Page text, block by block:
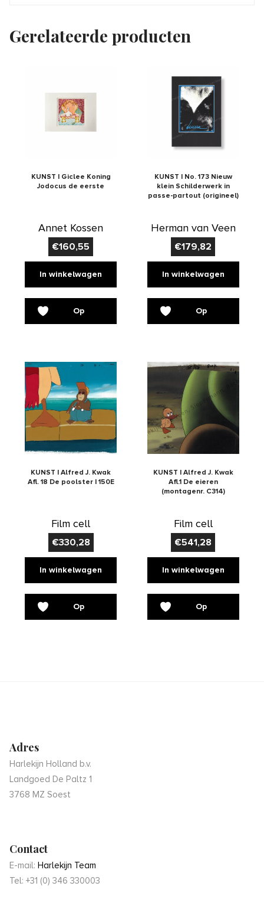
Gerelateerde producten
KUNST | Giclee Koning
Jodocus de eerste
Annet Kossen
€160,55
In winkelwagen
Op
KUNST | No. 173 Nieuw
klein Schilderwerk in
passe-partout (origineel)
Herman van Veen
€179,82
In winkelwagen
Op
KUNST | Alfred J. Kwak
Afl. 18 De poolster | 150E
Film cell
€330,28
In winkelwagen
Op
KUNST | Alfred J. Kwak
Afl.1 De eieren
(montagenr. C314)
Film cell
€541,28
In winkelwagen
Op
Adres
Harlekijn Holland b.v.
Landgoed De Paltz 1
3768 MZ Soest
Contact
E-mail: Harlekijn Team
Tel: +31 (0) 346 330003